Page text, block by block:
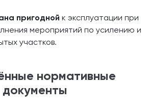
пригодной к эксплуатации при
мероприятий по усилению и
участков.
нормативные
документы